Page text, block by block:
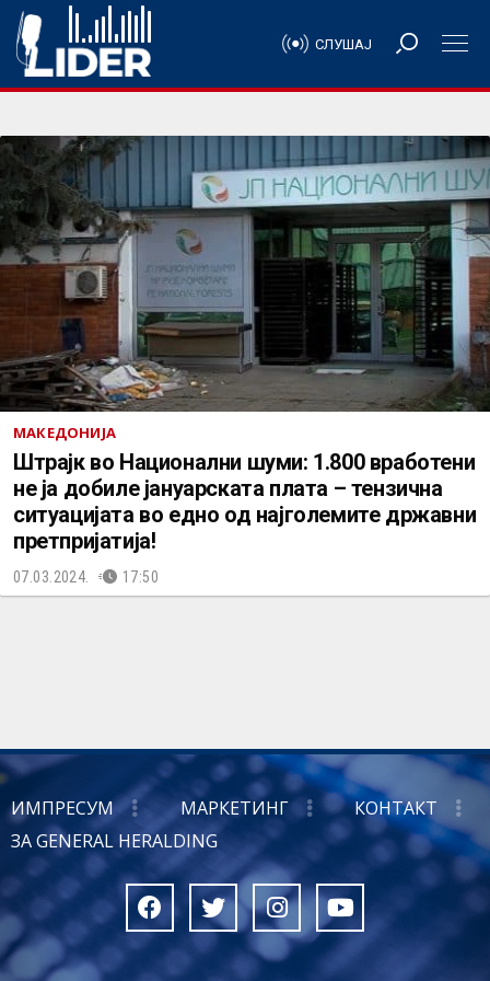
СЛУШАЈ
МАКЕДОНИЈА
Штрајк во Национални шуми: 1.800 вработени
не ја добиле јануарската плата – тензична
ситуацијата во едно од најголемите државни
претпријатија!
07.03.2024. 17:50
ИМПРЕСУМ МАРКЕТИНГ
КОНТАКТ
ЗА GENERAL HERALDING